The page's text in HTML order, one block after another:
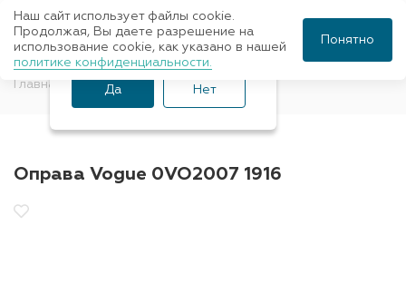
Главная Оправы для очков Vogue
Оправа Vogue 0VO2007 1916
Ваш город Санкт-
Петербург?
Да Нет
Наш сайт использует файлы cookie.
Продолжая, Вы даете разрешение на
использование cookie, как указано в нашей
политике конфиденциальности.
Понятно